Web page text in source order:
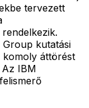
tervezett
Group kutatási
komoly áttörést
IBM